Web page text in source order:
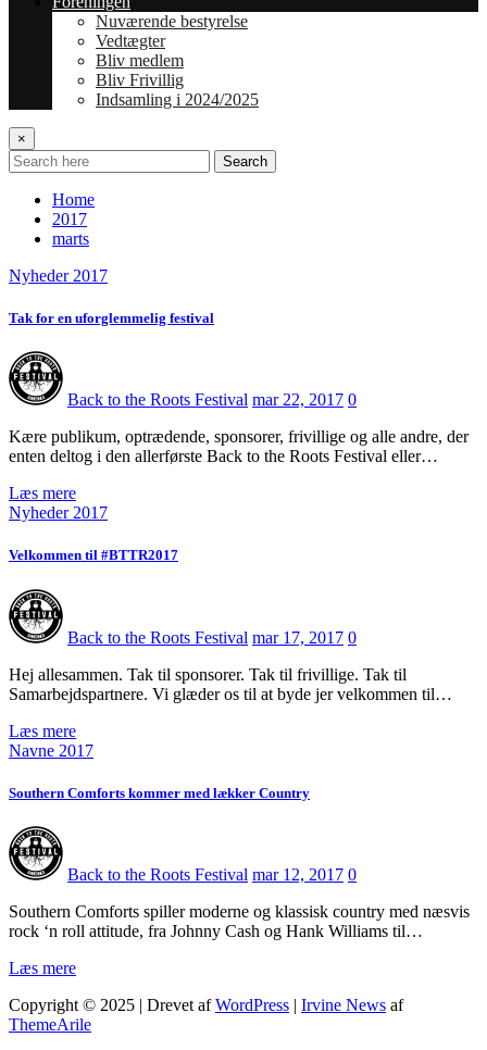
Nuværende bestyrelse
Vedtægter
Bliv medlem
Bliv Frivillig
Indsamling i 2024/2025
×
Search
Home
2017
marts
Nyheder 2017
Tak for en uforglemmelig festival
Back to the Roots Festival mar 22, 2017 0
Kære publikum, optrædende, sponsorer, frivillige og alle andre, der
enten deltog i den allerførste Back to the Roots Festival eller…
Læs mere
Nyheder 2017
Velkommen til #BTTR2017
Back to the Roots Festival mar 17, 2017 0
Hej allesammen. Tak til sponsorer. Tak til frivillige. Tak til
Samarbejdspartnere. Vi glæder os til at byde jer velkommen til…
Læs mere
Navne 2017
Southern Comforts kommer med lækker Country
Back to the Roots Festival mar 12, 2017 0
Southern Comforts spiller moderne og klassisk country med næsvis
rock ‘n roll attitude, fra Johnny Cash og Hank Williams til…
Læs mere
Copyright © 2025 | Drevet afWordPress | Irvine News af
ThemeArile